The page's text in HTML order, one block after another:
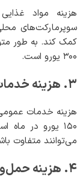
هزینه مواد
سوپرمارکت‌های
۳۰۰ یورو است.
۳. هزینه خدمات عمومی در گرونوبل
۱۵۰ یورو در
می‌توانند متفاوت
۴. هزینه حمل‌ونقل عمومی در گرونوبل